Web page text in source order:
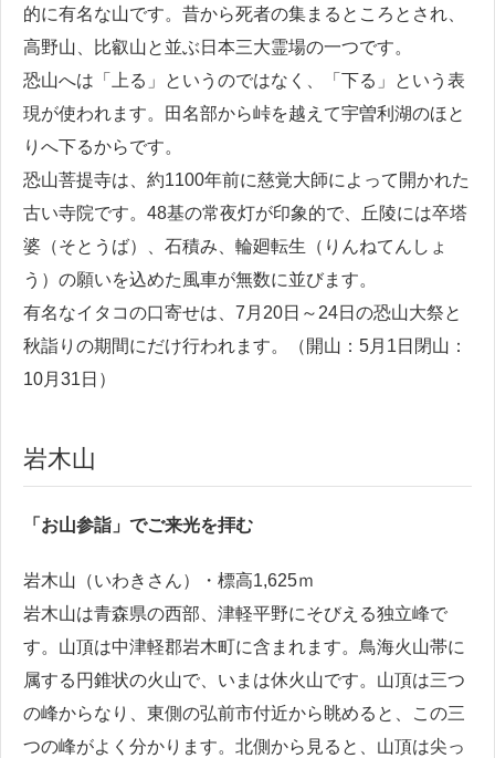
的に有名な山です。昔から死者の集まるところとされ、
高野山、比叡山と並ぶ日本三大霊場の一つです。
恐山へは「上る」というのではなく、「下る」という表
現が使われます。田名部から峠を越えて宇曽利湖のほと
りへ下るからです。
恐山菩提寺は、約1100年前に慈覚大師によって開かれた
古い寺院です。48基の常夜灯が印象的で、丘陵には卒塔
婆（そとうば）、石積み、輪廻転生（りんねてんしょ
う）の願いを込めた風車が無数に並びます。
有名なイタコの口寄せは、7月20日～24日の恐山大祭と
秋詣りの期間にだけ行われます。（開山：5月1日閉山：
10月31日）
岩木山
「お山参詣」でご来光を拝む
岩木山（いわきさん）・標高1,625ｍ
岩木山は青森県の西部、津軽平野にそびえる独立峰で
す。山頂は中津軽郡岩木町に含まれます。鳥海火山帯に
属する円錐状の火山で、いまは休火山です。山頂は三つ
の峰からなり、東側の弘前市付近から眺めると、この三
つの峰がよく分かります。北側から見ると、山頂は尖っ